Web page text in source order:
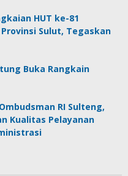
HUT ke-81
Sulut, Tegaskan
Buka Rangkain
RI Sulteng,
Kualitas Pelayanan